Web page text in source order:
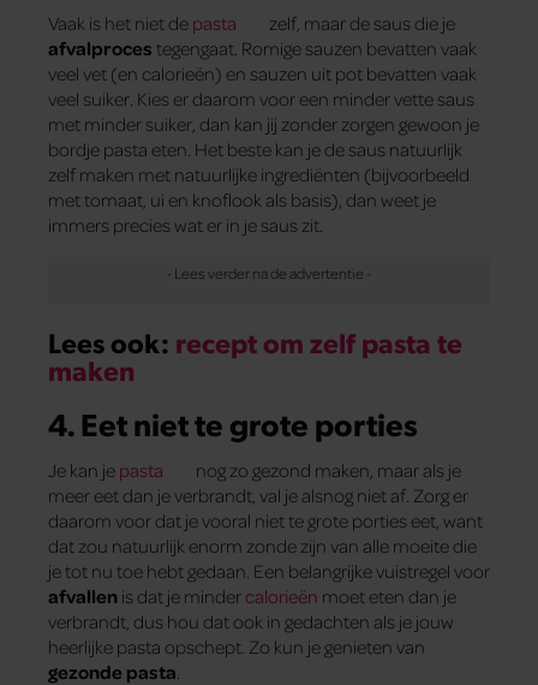
Vaak is het niet de pasta
zelf, maar de saus die je
afvalproces tegengaat. Romige sauzen bevatten vaak
veel vet (en calorieën) en sauzen uit pot bevatten vaak
veel suiker. Kies er daarom voor een minder vette saus
met minder suiker, dan kan jij zonder zorgen gewoon je
bordje pasta eten. Het beste kan je de saus natuurlijk
zelf maken met natuurlijke ingrediënten (bijvoorbeeld
met tomaat, ui en knoflook als basis), dan weet je
immers precies wat er in je saus zit.
Lees ook: recept om zelf pasta te
maken
4. Eet niet te grote porties
Je kan je pasta
nog zo gezond maken, maar als je
meer eet dan je verbrandt, val je alsnog niet af. Zorg er
daarom voor dat je vooral niet te grote porties eet, want
dat zou natuurlijk enorm zonde zijn van alle moeite die
je tot nu toe hebt gedaan. Een belangrijke vuistregel voor
afvallen is dat je mindercalorieën moet eten dan je
verbrandt, dus hou dat ook in gedachten als je jouw
heerlijke pasta opschept. Zo kun je genieten van
gezonde pasta